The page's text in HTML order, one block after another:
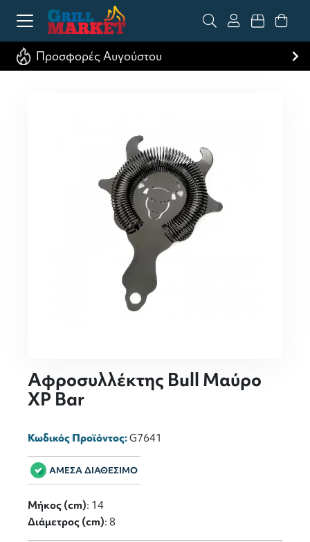
Προσφορές Αυγούστου
Αφροσυλλέκτης Bull Μαύρο
XP Bar
Κωδικός Προϊόντος:G7641
ΑΜΕΣΑ ΔΙΑΘΕΣΙΜΟ
Μήκος (cm): 14
Διάμετρος (cm): 8